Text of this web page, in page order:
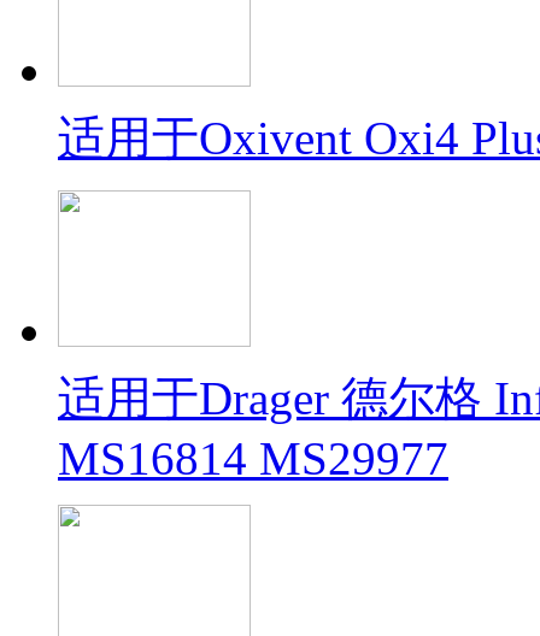
适用于Oxivent Oxi4
适用于Drager 德尔格
MS16814 MS29977